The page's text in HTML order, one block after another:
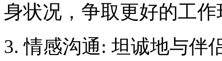
身状况，争取更好的工
3. 情感沟通: 坦诚地与伴